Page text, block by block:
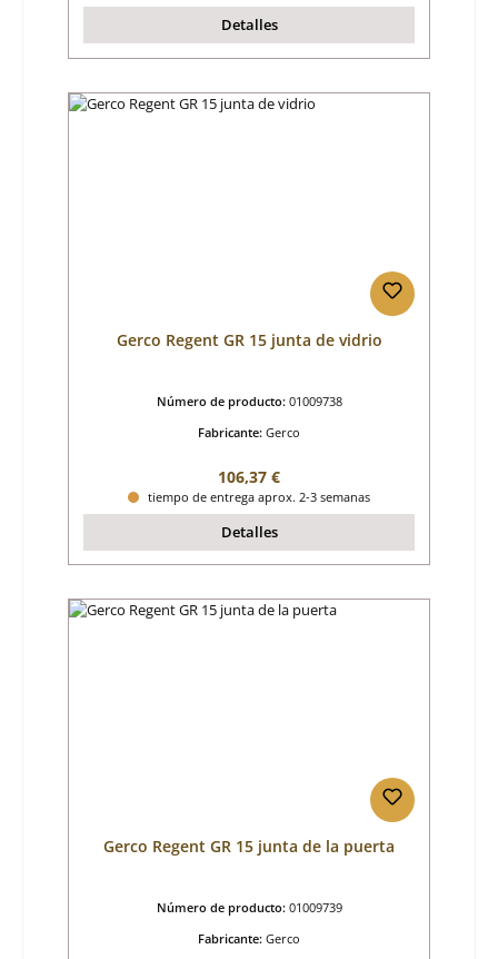
Detalles
Gerco Regent GR 15 junta de vidrio
Número de producto: 01009738
Fabricante: Gerco
Precio normal:
106,37 €
tiempo de entrega aprox. 2-3 semanas
Detalles
Gerco Regent GR 15 junta de la puerta
Número de producto: 01009739
Fabricante: Gerco